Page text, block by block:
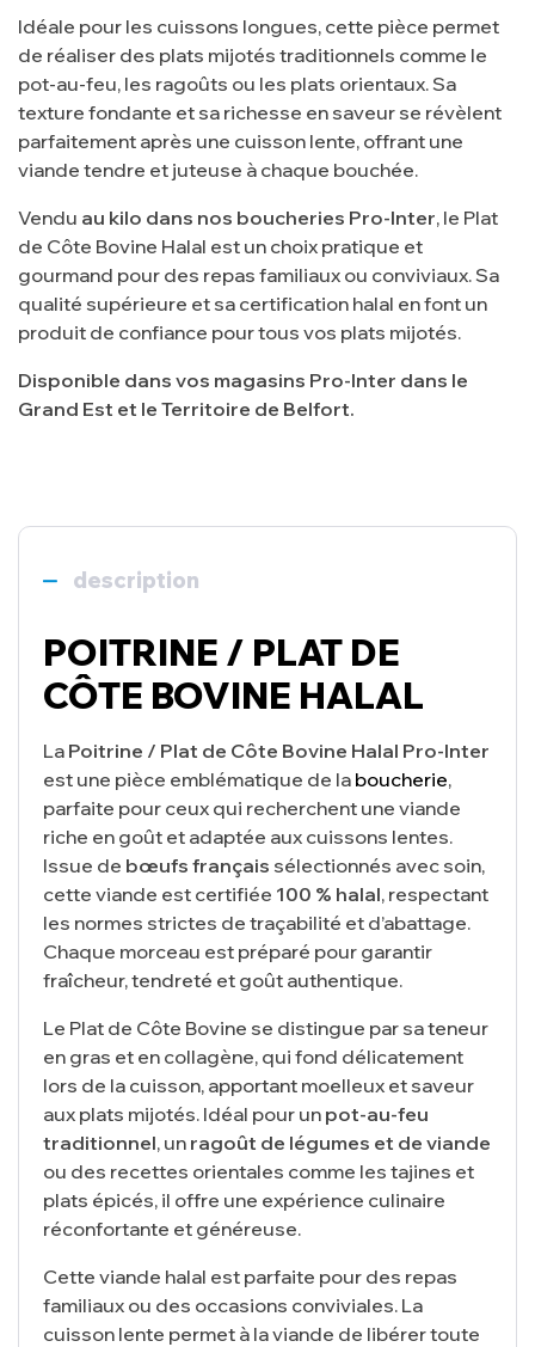
Idéale pour les cuissons longues, cette pièce permet
de réaliser des plats mijotés traditionnels comme le
pot-au-feu, les ragoûts ou les plats orientaux. Sa
texture fondante et sa richesse en saveur se révèlent
parfaitement après une cuisson lente, offrant une
viande tendre et juteuse à chaque bouchée.
Vendu au kilo dans nos boucheries Pro-Inter, le Plat
de Côte Bovine Halal est un choix pratique et
gourmand pour des repas familiaux ou conviviaux. Sa
qualité supérieure et sa certification halal en font un
produit de confiance pour tous vos plats mijotés.
Disponible dans vos magasins Pro-Inter dans le
Grand Est et le Territoire de Belfort.
description
POITRINE / PLAT DE
CÔTE BOVINE HALAL
La Poitrine / Plat de Côte Bovine Halal Pro-Inter
est une pièce emblématique de la boucherie,
parfaite pour ceux qui recherchent une viande
riche en goût et adaptée aux cuissons lentes.
Issue de bœufs français sélectionnés avec soin,
cette viande est certifiée 100 % halal, respectant
les normes strictes de traçabilité et d’abattage.
Chaque morceau est préparé pour garantir
fraîcheur, tendreté et goût authentique.
Le Plat de Côte Bovine se distingue par sa teneur
en gras et en collagène, qui fond délicatement
lors de la cuisson, apportant moelleux et saveur
aux plats mijotés. Idéal pour un pot-au-feu
traditionnel, un ragoût de légumes et de viande
ou des recettes orientales comme les tajines et
plats épicés, il offre une expérience culinaire
réconfortante et généreuse.
Cette viande halal est parfaite pour des repas
familiaux ou des occasions conviviales. La
cuisson lente permet à la viande de libérer toute